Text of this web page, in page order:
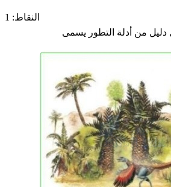
النقاط: 1
من أدلة التطور يسمى